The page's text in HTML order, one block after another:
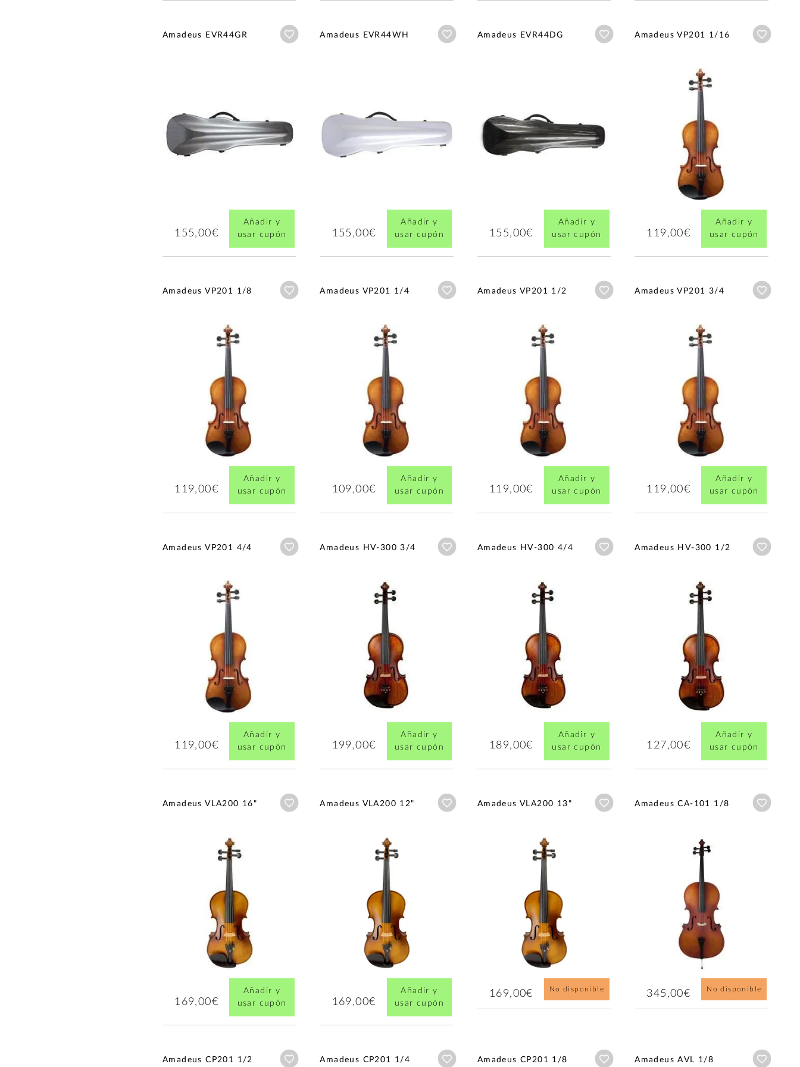
Amadeus EVR44GR Añadir a wishlist
155,00€
Añadir y
usar cupón
Amadeus EVR44WH Añadir a wishlist
155,00€
Añadir y
usar cupón
Amadeus EVR44DG Añadir a wishlist
155,00€
Añadir y
usar cupón
Amadeus VP201 1/16
119,00€
Añadir y
usar cupón
Amadeus VP201 1/8 Añadir a wishlist
119,00€
Añadir y
usar cupón
Amadeus VP201 1/4 Añadir a wishlist
109,00€
Añadir y
usar cupón
Amadeus VP201 1/2 Añadir a wishlist
119,00€
Añadir y
usar cupón
Amadeus VP201 3/4
119,00€
Añadir y
usar cupón
Amadeus VP201 4/4 Añadir a wishlist
119,00€
Añadir y
usar cupón
Amadeus HV-300 3/4 Añadir a wishlist
199,00€
Añadir y
usar cupón
Amadeus HV-300 4/4 Añadir a wishlist
189,00€
Añadir y
usar cupón
Amadeus HV-300 1/2
127,00€
Añadir y
usar cupón
Amadeus VLA200 16" Añadir a wishlist
169,00€
Añadir y
usar cupón
Amadeus VLA200 12" Añadir a wishlist
169,00€
Añadir y
usar cupón
Amadeus VLA200 13" Añadir a wishlist
169,00€ No disponible
Amadeus CA-101 1/8
345,00€ No disponible
Amadeus CP201 1/2 Añadir a wishlist
Amadeus CP201 1/4 Añadir a wishlist
Amadeus CP201 1/8 Añadir a wishlist
Amadeus AVL 1/8